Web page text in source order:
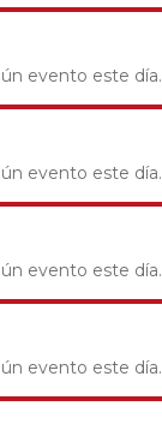
evento este día.
evento este día.
evento este día.
evento este día.